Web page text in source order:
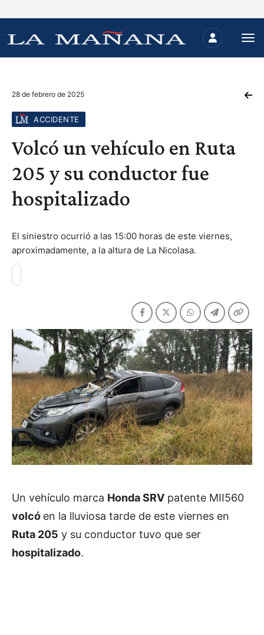
28 de febrero de 2025
ACCIDENTE
Volcó un vehículo en Ruta
205 y su conductor fue
hospitalizado
El siniestro ocurrió a las 15:00 horas de este viernes,
aproximadamente, a la altura de La Nicolasa.
Un vehículo marca Honda SRV patente MII560
volcó en la lluviosa tarde de este viernes en
Ruta 205 y su conductor tuvo que ser
hospitalizado.